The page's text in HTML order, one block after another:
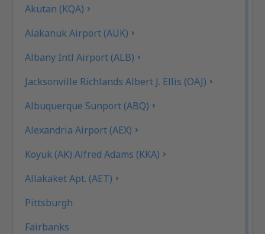
Akutan (KQA)
Alakanuk Airport (AUK)
Albany Intl Airport (ALB)
Jacksonville Richlands Albert J. Ellis (OAJ)
Albuquerque Sunport (ABQ)
Alexandria Airport (AEX)
Koyuk (AK) Alfred Adams (KKA)
Allakaket Apt. (AET)
Pittsburgh
Fairbanks